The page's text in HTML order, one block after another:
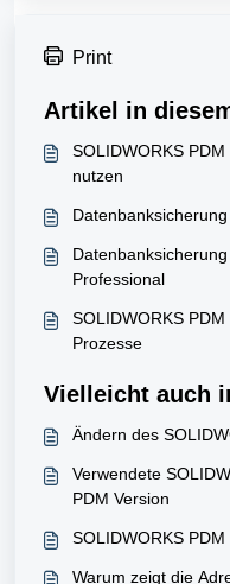
Print
Artikel in
SOLIDWORKS
nutzen
Professional
SOLIDWORKS
Prozesse
Vielleicht auch
Ändern des
Verwendete
PDM Version
SOLIDWORKS
​Warum zeigt die